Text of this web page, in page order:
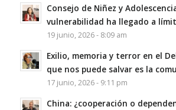
Consejo de Niñez y
vulnerabilidad ha llegado a
19 junio, 2026 - 8:09 am
Exilio, memoria y terror en el
que nos puede salvar es la
17 junio, 2026 - 9:11 pm
China: ¿cooperación o